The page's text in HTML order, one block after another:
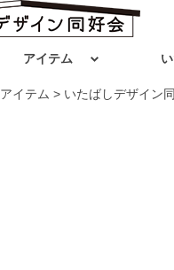
アイテム
アイテム > いたばしデザイン